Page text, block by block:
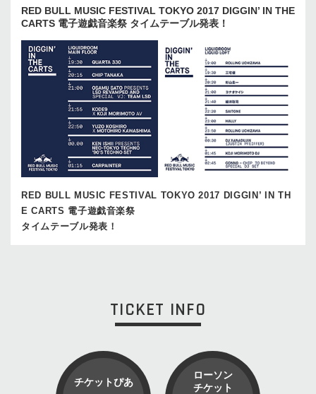
RED BULL MUSIC FESTIVAL TOKYO 2017 DIGGIN’ IN THE
CARTS 電子遊戯音楽祭 タイムテーブル発表！
RED BULL MUSIC FESTIVAL TOKYO 2017 DIGGIN’ IN TH
E CARTS 電子遊戯音楽祭
タイムテーブル発表！
TICKET INFO
チケットぴあ
ローソン
チケット